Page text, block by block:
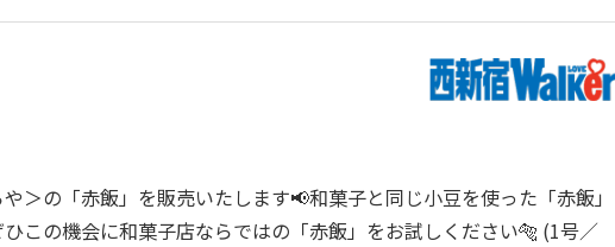
の「赤飯」を販売いたします📢和菓子と同じ小豆を使った「赤飯」
この機会に和菓子店ならではの「赤飯」をお試しください🐅 (1号／